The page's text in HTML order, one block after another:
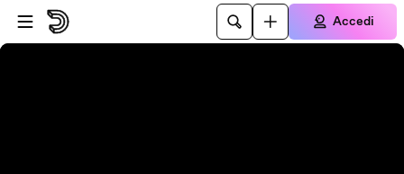
Vai al lettore
Passa al contenuto principale
Accedi